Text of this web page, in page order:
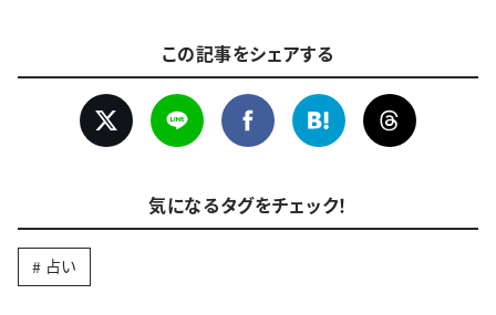
この記事をシェアする
気になるタグをチェック！
占い